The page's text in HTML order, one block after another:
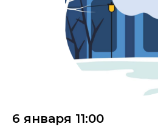
6 января 11:00